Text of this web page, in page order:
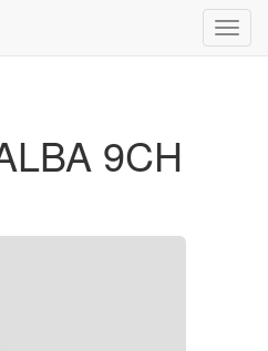
9CH